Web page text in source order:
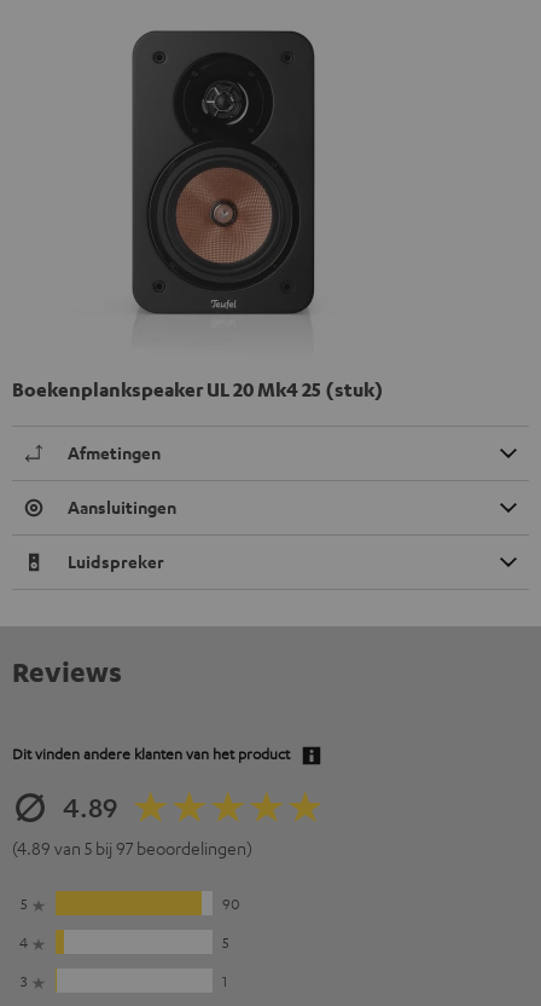
Boekenplankspeaker UL 20 Mk4 25 (stuk)
Afmetingen
Aansluitingen
Luidspreker
Reviews
Dit vinden andere klanten van het product
4.89
(4.89 van 5 bij 97 beoordelingen)
5
90
4
5
3
1